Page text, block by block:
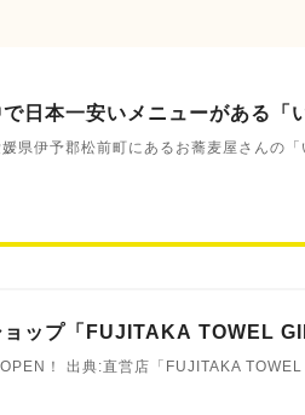
日本一安いメニューがある「
県伊予郡松前町にあるお蕎麦屋さんの
ョップ「FUJITAKA TOWEL
！ 出典:直営店「FUJITAKA